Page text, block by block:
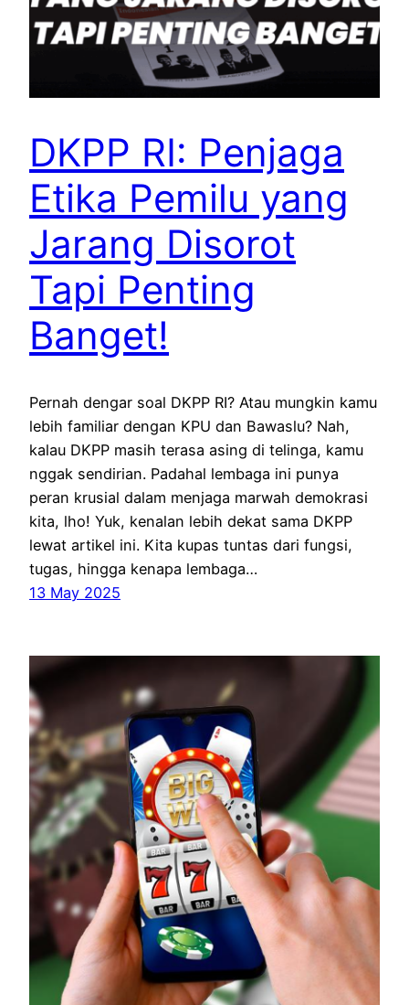
DKPP RI: Penjaga
Etika Pemilu yang
Jarang Disorot
Tapi Penting
Banget!
Pernah dengar soal DKPP RI? Atau mungkin kamu
lebih familiar dengan KPU dan Bawaslu? Nah,
kalau DKPP masih terasa asing di telinga, kamu
nggak sendirian. Padahal lembaga ini punya
peran krusial dalam menjaga marwah demokrasi
kita, lho! Yuk, kenalan lebih dekat sama DKPP
lewat artikel ini. Kita kupas tuntas dari fungsi,
tugas, hingga kenapa lembaga…
13 May 2025